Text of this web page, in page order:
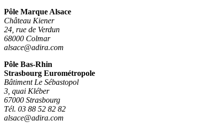
Pôle Marque Alsace
Château Kiener
24, rue de Verdun
68000 Colmar
alsace@adira.com
Pôle Bas-Rhin
Strasbourg Eurométropole
Bâtiment Le Sébastopol
3, quai Kléber
67000 Strasbourg
Tél. 03 88 52 82 82
alsace@adira.com